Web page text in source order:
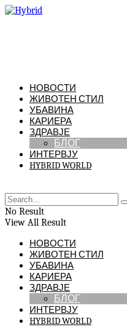
НОВОСТИ
ЖИВОТЕН СТИЛ
УБАВИНА
КАРИЕРА
ЗДРАВЈЕ
БЛОГ
ИНТЕРВЈУ
HYBRID WORLD
No Result
View All Result
НОВОСТИ
ЖИВОТЕН СТИЛ
УБАВИНА
КАРИЕРА
ЗДРАВЈЕ
БЛОГ
ИНТЕРВЈУ
HYBRID WORLD